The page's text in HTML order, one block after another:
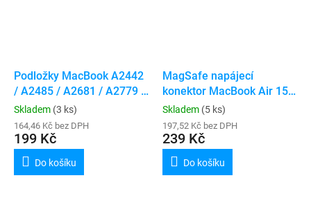
Podložky MacBook A2442
/ A2485 / A2681 / A2779 /
A2780 / A2918 / A2941 /
A2991 / A2992 (4ks)
Skladem (3 ks)
164,46 Kč bez DPH
199 Kč
Do košíku
MagSafe napájecí
konektor MacBook Air 15"
A2941 / A3114
Skladem (5 ks)
197,52 Kč bez DPH
239 Kč
Do košíku